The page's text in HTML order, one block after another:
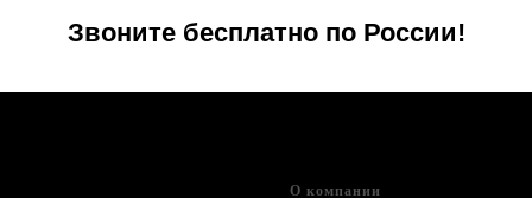
Звоните бесплатно по России!
О компании